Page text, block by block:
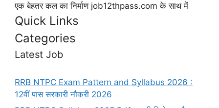
एक बेहतर कल का निर्माण job12thpass.com के साथ में
Quick Links
Categories
Latest Job
RRB NTPC Exam Pattern and Syllabus 2026 :
12वीं पास सरकारी नौकरी 2026